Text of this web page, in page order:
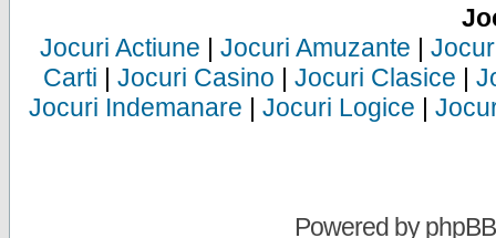
Jocuri Actiune | Jocuri Amuzante |
Carti | Jocuri Casino | Jocuri Clasice |
Jocuri Indemanare | Jocuri Logice |
Powered byphpBB